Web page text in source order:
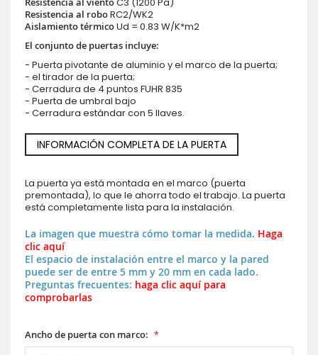
Resistencia al roboRC2/WK2
Aislamiento térmicoUd = 0.83 W/K*m2
El conjunto de puertas incluye:
- Puerta pivotante de aluminio y el marco de la puerta;
- el tirador de la puerta;
- Cerradura de 4 puntos FUHR 835
- Puerta de umbral bajo
- Cerradura estándar con 5 llaves.
INFORMACIÓN COMPLETA DE LA PUERTA
La puerta ya está montada en el marco (puerta
premontada), lo que le ahorra todo el trabajo. La puerta
está completamente lista para la instalación.
La imagen que muestra cómo tomar la medida. Haga
clic aquí
El espacio de instalación entre el marco y la pared
puede ser de entre 5 mm y 20 mm en cada lado.
Preguntas frecuentes: haga clic aquí para
comprobarlas
Ancho de puerta con marco: